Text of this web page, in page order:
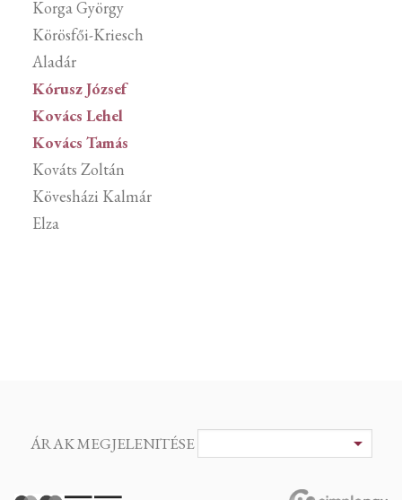
Korga György
Körösfői-Kriesch
Aladár
Kórusz József
Kovács Lehel
Kovács Tamás
Kováts Zoltán
Kövesházi Kalmár
Elza
ÁRAK MEGJELENITÉSE